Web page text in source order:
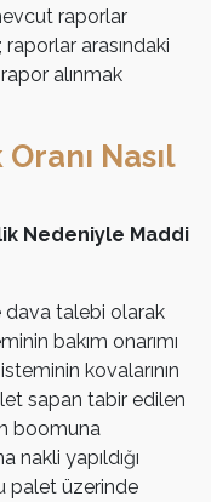
raporlar
raporlar arasındaki
alınmak
Nasıl
Nedeniyle Maddi
dava talebi olarak
bakım onarımı
kovalarının
sapan tabir edilen
boomuna
nakli yapıldığı
palet üzerinde